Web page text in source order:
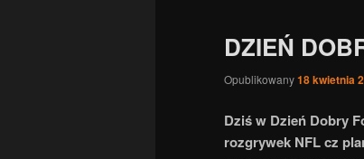
DZIEŃ
Opublikowany18 kwietnia
Dziś w Dzień Dobry
rozgrywek NFL cz